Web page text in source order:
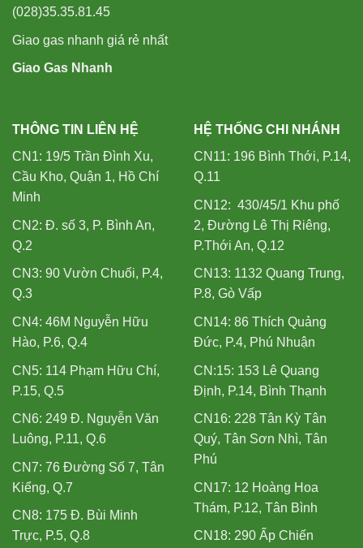
(028)35.35.81.45
Giao gas nhanh giá rẻ nhất
Giao Gas Nhanh
THÔNG TIN LIÊN HỆ
CN1: 19/5 Trần Đình Xu,
Cầu Kho, Quận 1, Hồ Chí
Minh
CN2: Đ. số 3, P. Bình An,
Q.2
CN3: 90 Vườn Chuối, P.4,
Q.3
CN4: 46M Nguyễn Hữu
Hào, P.6, Q.4
CN5: 114 Phạm Hữu Chí,
P.15, Q.5
CN6: 249 Đ. Nguyễn Văn
Luông, P.11, Q.6
CN7: 76 Đường Số 7, Tân
Kiểng, Q.7
CN8: 175 Đ. Bùi Minh
Trực, P.5, Q.8
HỆ THỐNG CHI NHÁNH
CN11: 196 Bình Thới, P.14,
Q.11
CN12: 430/45/1 Khu phố
2, Đường Lê Thị Riêng,
P.Thới An, Q.12
CN13: 1132 Quang Trung,
P.8, Gò Vấp
CN14: 86 Thích Quảng
Đức, P.4, Phú Nhuận
CN:15: 153 Lê Quang
Định, P.14, Bình Thạnh
CN16: 228 Tân Kỳ Tân
Quý, Tân Sơn Nhì, Tân
Phú
CN17: 12 Hoàng Hoa
Thám, P.12, Tân Bình
CN18: 290 Ấp Chiến